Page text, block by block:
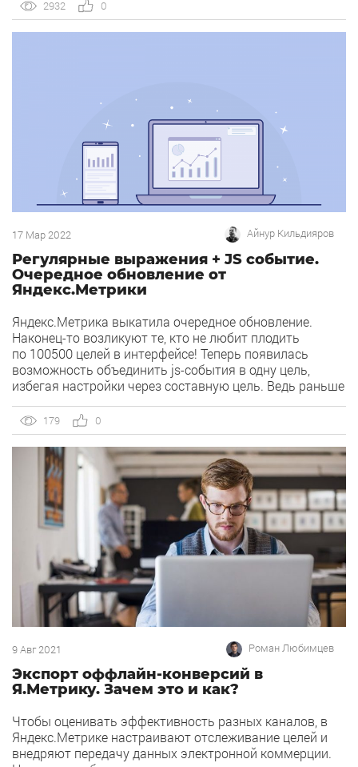
«Почему статистика в Яндекс Директе отличается
от статистики в Яндекс Метрике?» возникает
2932 0
17 Мар 2022 Айнур Кильдияров
Регулярные выражения + JS событие.
Очередное обновление от
Яндекс.Метрики
Яндекс.Метрика выкатила очередное обновление.
Наконец-то возликуют те, кто не любит плодить
по 100500 целей в интерфейсе! Теперь появилась
возможность объединить js-события в одну цель,
избегая настройки через составную цель. Ведь раньше
«или». Конечно, можно предварительно объединить
все события в одном теге через GTM… Но что, если
события для Метрики прописаны напрямую в коде
сайта или частично настроены […]
179 0
9 Авг 2021 Роман Любимцев
Экспорт оффлайн-конверсий в
Я.Метрику. Зачем это и как?
Чтобы оценивать эффективность разных каналов, в
Яндекс.Метрике настраивают отслеживание целей и
внедряют передачу данных электронной коммерции.